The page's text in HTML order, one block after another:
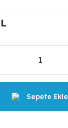
Sepete Ekle